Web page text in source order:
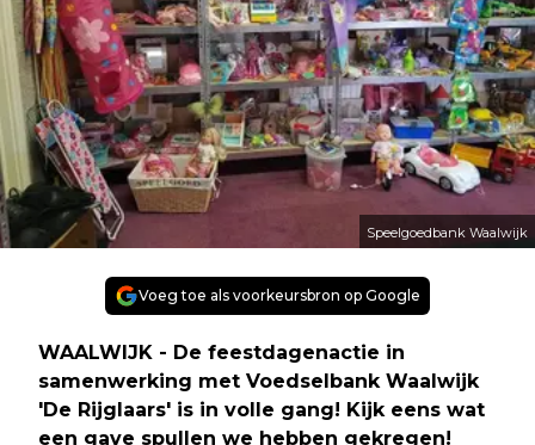
Speelgoedbank Waalwijk
Voeg toe als voorkeursbron op Google
WAALWIJK - De feestdagenactie in
samenwerking met Voedselbank Waalwijk
'De Rijglaars' is in volle gang! Kijk eens wat
een gave spullen we hebben gekregen!